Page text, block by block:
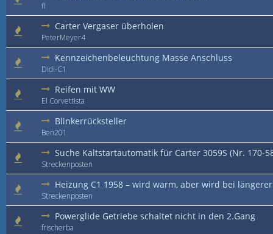
fl
Carter Vergaser überholen
PeterMeyer4
Kennzeichenbeleuchtung Masse Anschluss
Didi-C1
Reifen mit WW
El Corvettista
Blinkerrücksteller
Ben201
Suche Kaltstartautomatik für Carter 3059S (Nr. 170-
Streckenposten
Heizung C1 1958 – wird warm, aber wird bei
Streckenposten
Powerglide Getriebe schaltet nicht in den 2.Gang
frischerba